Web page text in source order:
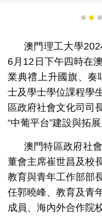
1 2 3
澳門理工大學
6月12日下午四時在
業典禮上升國旗、奏
士及學士學位課程學
區政府社會文化司司
“中葡平台”建設與拓展
澳門特區政府社
董會主席崔世昌及校
教育與青年工作部部
任郭曉峰、教育及青
成員、海內外合作院